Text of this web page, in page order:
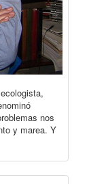
nos
y marea. Y